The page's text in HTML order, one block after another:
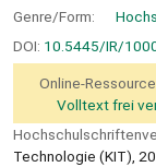
Genre/Form:
DOI: 10.5445/IR/
Online-
Volltext frei
Technologie (KIT),